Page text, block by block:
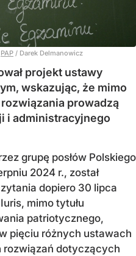
PAP / Darek Delmanowicz
projekt ustawy
wskazując, że mimo
rozwiązania prowadzą
i administracyjnego
grupę posłów Polskiego
2024 r., został
dopiero 30 lipca
mimo tytułu
patriotycznego,
pięciu różnych ustawach
rozwiązań dotyczących